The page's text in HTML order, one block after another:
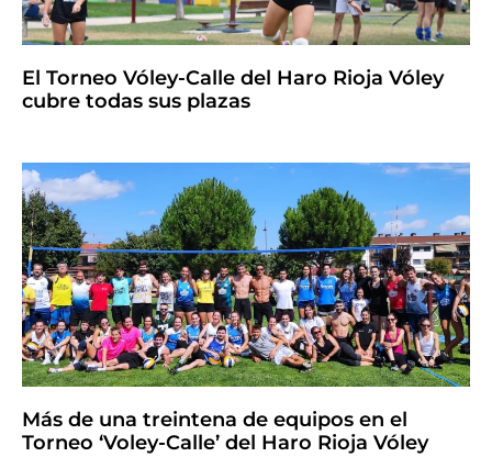
El Torneo Vóley-Calle del Haro Rioja Vóley
cubre todas sus plazas
Más de una treintena de equipos en el
Torneo ‘Voley-Calle’ del Haro Rioja Vóley